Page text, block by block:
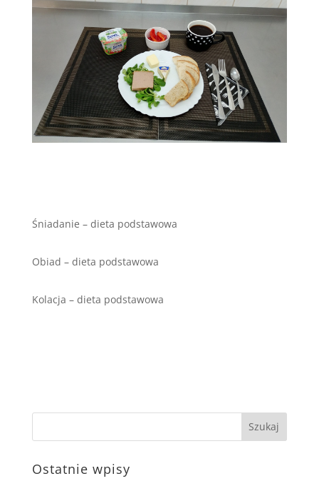
Śniadanie – dieta podstawowa
Obiad – dieta podstawowa
Kolacja – dieta podstawowa
Ostatnie wpisy